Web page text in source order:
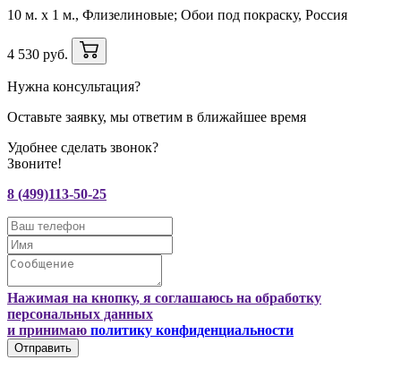
10 м. x 1 м., Флизелиновые; Обои под покраску, Россия
4 530 руб.
Нужна консультация?
Оставьте заявку, мы ответим в ближайшее время
Удобнее сделать звонок?
Звоните!
8 (499)113-50-25
Нажимая на кнопку, я соглашаюсь на обработку
персональных данных
и принимаю политику конфиденциальности
Отправить